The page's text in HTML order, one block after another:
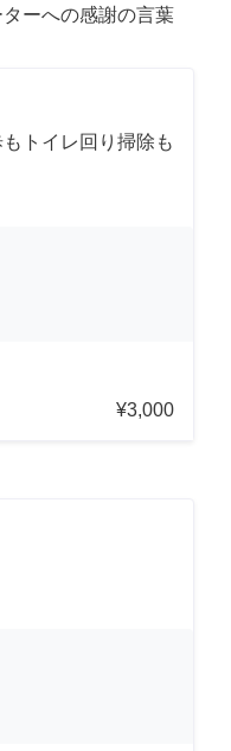
ーへの感謝の言葉
トイレ回り掃除も
¥3,000